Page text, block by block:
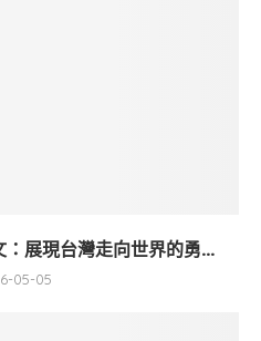
展現台灣走向世界的勇...
05-05